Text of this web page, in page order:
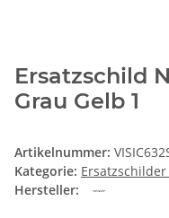
Ersatzschild
Grau Gelb 1
Artikelnummer:
Kategorie: Ersatzschilder
Hersteller: